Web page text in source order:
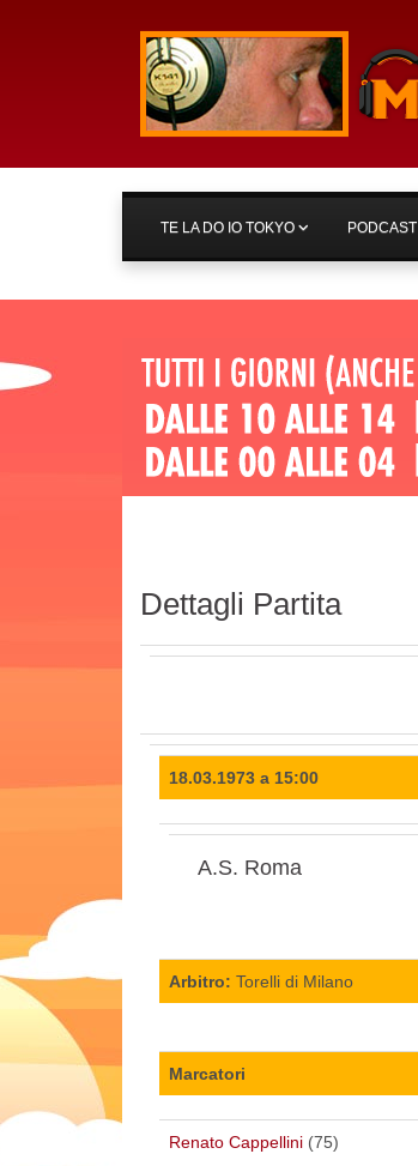
TE LA DO IO TOKYO PODCAST
Dettagli Partita
18.03.1973 a 15:00
A.S. Roma
Arbitro: Torelli di Milano
Marcatori
Renato Cappellini (75)